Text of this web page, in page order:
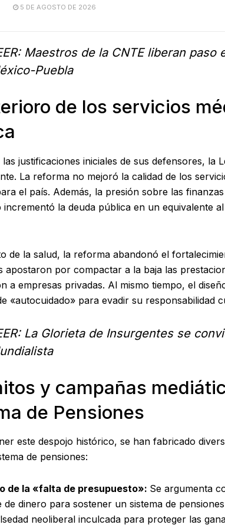
5 DE AGOSTO DE 2026
Maestros de la CNTE liberan paso
Puebla
de los servicios
justificaciones iniciales de sus defensores, la
La reforma no mejoró la calidad de los
el país. Además, la presión sobre las
incrementó la deuda pública en un equivalente
de la salud, la reforma abandonó el
apostaron por compactar a la baja las
a empresas privadas. Al mismo tiempo, el
«autocuidado» para evadir su responsabilidad
La Glorieta de Insurgentes se
y campañas
de Pensiones
este despojo histórico, se han fabricado
de pensiones:
de la «falta de presupuesto»: Se argumenta
de dinero para sostener un sistema de
neoliberal inculcada para proteger las